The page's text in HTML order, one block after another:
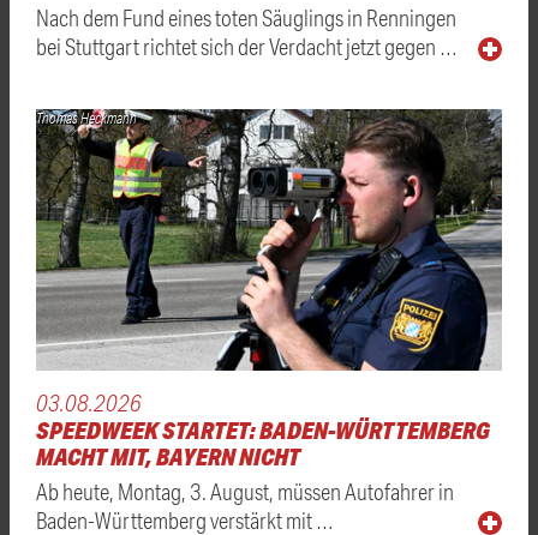
Nach dem Fund eines toten Säuglings in Renningen
bei Stuttgart richtet sich der Verdacht jetzt gegen …
Thomas Heckmann
03.08.2026
SPEEDWEEK STARTET: BADEN-WÜRTTEMBERG
MACHT MIT, BAYERN NICHT
Ab heute, Montag, 3. August, müssen Autofahrer in
Baden-Württemberg verstärkt mit …